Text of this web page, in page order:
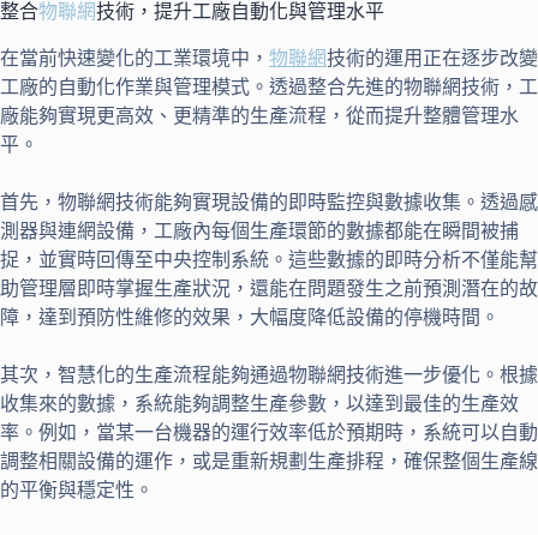
整合物聯網技術，提升工廠自動化與管理水平
在當前快速變化的工業環境中， 物聯網技術的運用正在逐步改變
工廠的自動化作業與管理模式。透過整合先進的物聯網技術，工
廠能夠實現更高效、更精準的生產流程，從而提升整體管理水
平。
首先，物聯網技術能夠實現設備的即時監控與數據收集。透過感
測器與連網設備，工廠內每個生產環節的數據都能在瞬間被捕
捉，並實時回傳至中央控制系統。這些數據的即時分析不僅能幫
助管理層即時掌握生產狀況，還能在問題發生之前預測潛在的故
障，達到預防性維修的效果，大幅度降低設備的停機時間。
其次，智慧化的生產流程能夠通過物聯網技術進一步優化。根據
收集來的數據，系統能夠調整生產參數，以達到最佳的生產效
率。例如，當某一台機器的運行效率低於預期時，系統可以自動
調整相關設備的運作，或是重新規劃生產排程，確保整個生產線
的平衡與穩定性。